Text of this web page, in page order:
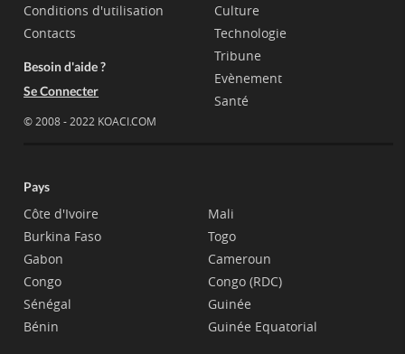
Conditions d'utilisation
Contacts
Besoin d'aide ?
Se Connecter
© 2008 - 2022 KOACI.COM
Culture
Technologie
Tribune
Evènement
Santé
Pays
Côte d'Ivoire
Burkina Faso
Gabon
Congo
Sénégal
Bénin
Mali
Togo
Cameroun
Congo (RDC)
Guinée
Guinée Equatorial